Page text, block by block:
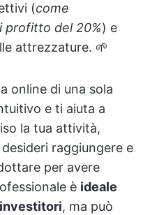
(come
profitto del 20%) e
attrezzature. 🌱
online di una sola
e ti aiuta a
la tua attività,
raggiungere e
per avere
è ideale
, ma può